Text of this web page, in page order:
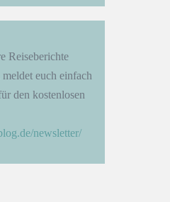
Reiseberichte
euch einfach
den kostenlosen
newsletter/